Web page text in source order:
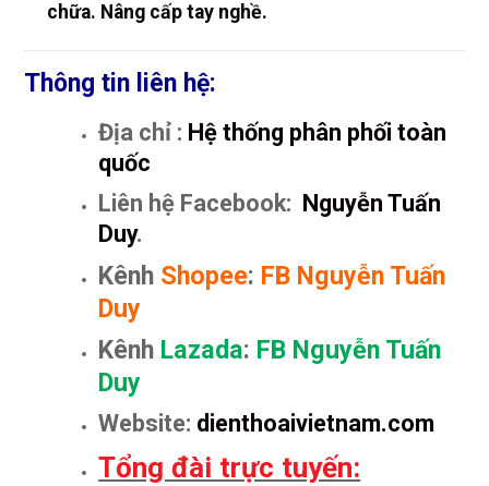
chữa. Nâng cấp tay nghề.
Thông tin liên hệ:
Địa chỉ : Hệ thống phân phối toàn
quốc
Liên hệ Facebook: Nguyễn Tuấn
Duy.
Kênh Shopee: FB Nguyễn Tuấn
Duy
Kênh Lazada: FB Nguyễn Tuấn
Duy
Website: dienthoaivietnam.com
Tổng đài trực tuyến: